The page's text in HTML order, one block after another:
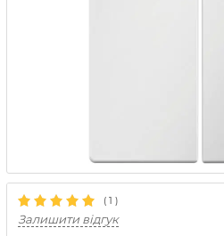
( 1 )
Залишити відгук